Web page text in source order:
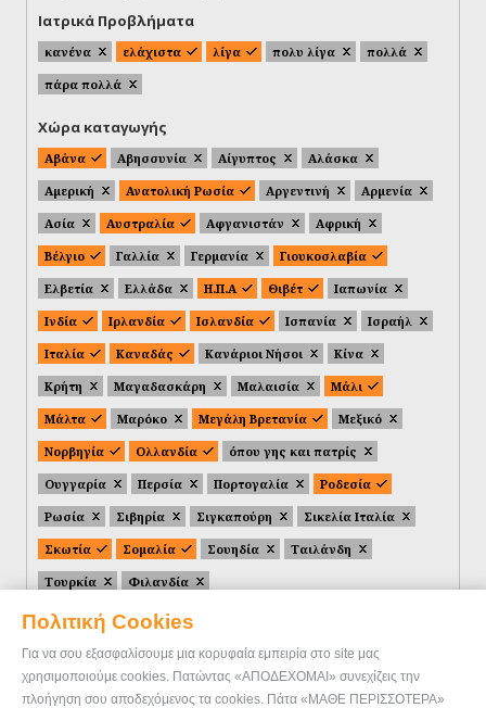
Πολιτική Cookies
Για να σου εξασφαλίσουμε μια κορυφαία εμπειρία στο site μας
χρησιμοποιούμε cookies. Πατώντας «ΑΠΟΔΕΧΟΜΑΙ» συνεχίζεις την
πλοήγηση σου αποδεχόμενος τα cookies. Πάτα «ΜΑΘΕ ΠΕΡΙΣΣΟΤΕΡΑ»
Ιατρικά Προβλήματα
κανένα ελάχιστα λίγα πολυ λίγα
πολλά
πάρα πολλά
Χώρα καταγωγής
Αβάνα Αβησσυνία Αίγυπτος
Αλάσκα
Αμερική
Ανατολική Ρωσία Αργεντινή
Αρμενία
Ασία
Αυστραλία Αφγανιστάν
Αφρική
Βέλγιο
Γαλλία Γερμανία
Γιουκοσλαβία
Ελβετία
Ελλάδα Η.Π.Α Θιβέτ
Ιαπωνία
Ινδία
Ιρλανδία Ισλανδία Ισπανία
Ισραήλ
Ιταλία
Καναδάς Κανάριοι Νήσοι
Κίνα
Κρήτη
Μαγαδασκάρη Μαλαισία
Μάλι
Μάλτα
Μαρόκο Μεγάλη Βρετανία
Μεξικό
Νορβηγία
Ολλανδία
όπου γης και πατρίς
Ουγγαρία
Περσία Πορτογαλία
Ροδεσία
Ρωσία
Σιβηρία Σιγκαπούρη
Σικελία Ιταλία
Σκωτία
Σομαλία Σουηδία
Ταιλάνδη
Τουρκία
Φιλανδία